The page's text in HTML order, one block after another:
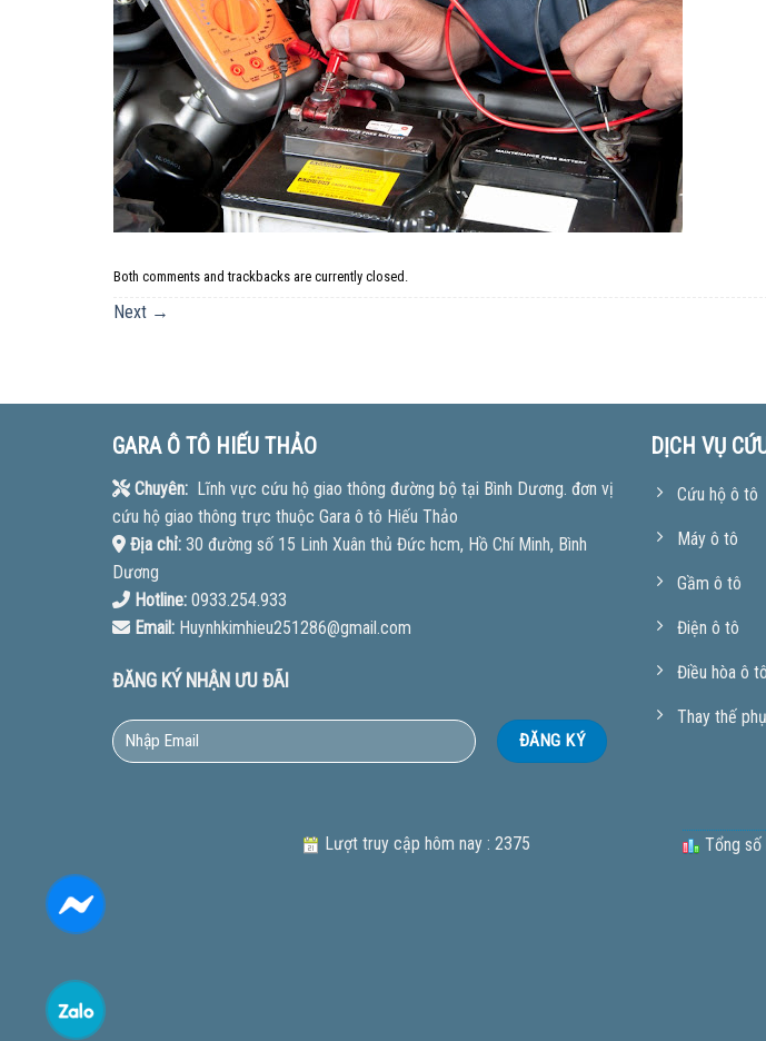
Both comments and trackbacks are currently closed.
Next →
GARA Ô TÔ HIẾU THẢO
Chuyên:Lĩnh vực cứu hộ giao thông đường bộ tại Bình Dương. đơn vị
cứu hộ giao thông trực thuộc Gara ô tô Hiếu Thảo
Địa chỉ:30 đường số 15 Linh Xuân thủ Đức hcm, Hồ Chí Minh, Bình
Dương
Hotline:0933.254.933
Email:Huynhkimhieu251286@gmail.com
ĐĂNG KÝ NHẬN ƯU ĐÃI
DỊCH VỤ
Cứu hộ ô tô
Máy ô tô
Gầm ô tô
Điện ô tô
Điều hòa ô tô
Thay thế
Lượt truy cập hôm nay : 2375 Tổng